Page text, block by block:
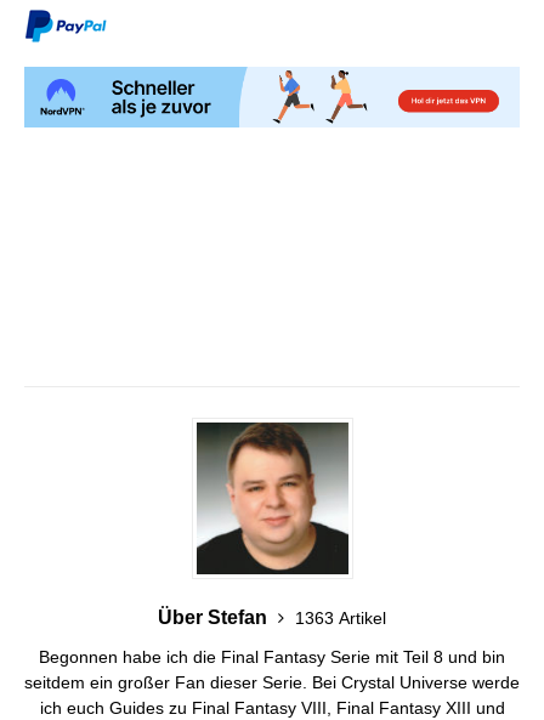
Über Stefan
1363 Artikel
Begonnen habe ich die Final Fantasy Serie mit Teil 8 und bin
seitdem ein großer Fan dieser Serie. Bei Crystal Universe werde
ich euch Guides zu Final Fantasy VIII, Final Fantasy XIII und